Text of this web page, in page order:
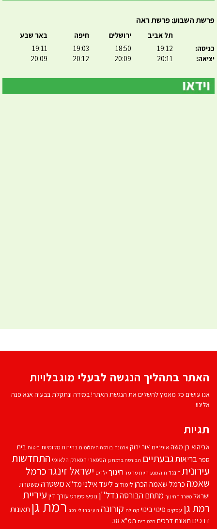
פרשת השבוע: פרשת ראה
כניסה:
יציאה:
תל אביב
19:12
20:11
ירושלים
18:50
20:09
חיפה
19:03
20:12
באר שבע
19:11
20:09
האתר בתהליך הנגשה לבעלי מוגבלויות
אנו עושים כל מאמץ להשלים את הנגשת האתר! במידה ונתקלת בבעיה אנא פנה
אלינו!
תגיות
אביהוא בן משהאופניים אור ירוק ארנונה בורסת היהלומים בחירות מקומיות ביטוח בית
ספרבריאותגבעתיים הבורסה ברמת גן הספארי הפארק הלאומי התחדשות
עירוניתזינגר חיה מנע חיות מחמד חינוך ילדים ישראל זינגרכרמל
שאמה כרמל שאמה הכהן לימודים ליעד אילנימד''אמשטרה משטרת
ישראל משרד החינוך מתחם הבורסהנדל''ן נופש ספורט עורך דין עיריית
רמת גן עסקים פינוי בינוי קהילה קורונה רועי ברזילי רכב רמת גן תאונות
דרכים תאונת דרכים תלמידים תמ"א 38